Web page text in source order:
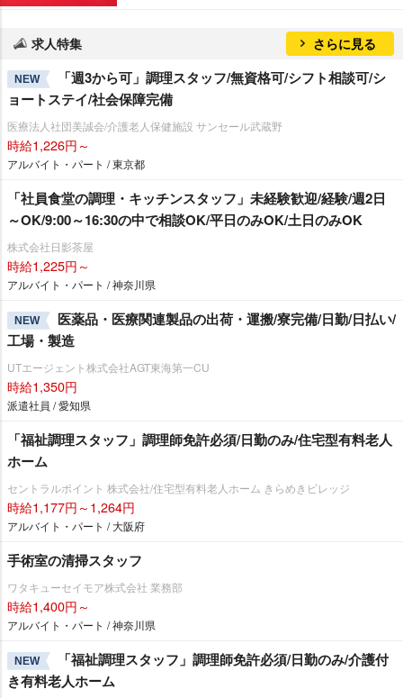
求人特集 さらに見る
NEW
「週3から可」調理スタッフ/無資格可/シフト相談可/シ
ョートステイ/社会保障完備
医療法人社団美誠会/介護老人保健施設 サンセール武蔵野
時給1,226円～
アルバイト・パート / 東京都
「社員食堂の調理・キッチンスタッフ」未経験歓迎/経験/週2日
～OK/9:00～16:30の中で相談OK/平日のみOK/土日のみOK
株式会社日影茶屋
時給1,225円～
アルバイト・パート / 神奈川県
NEW
医薬品・医療関連製品の出荷・運搬/寮完備/日勤/日払い/
工場・製造
UTエージェント株式会社AGT東海第一CU
時給1,350円
派遣社員 / 愛知県
「福祉調理スタッフ」調理師免許必須/日勤のみ/住宅型有料老人
ホーム
セントラルポイント 株式会社/住宅型有料老人ホーム きらめきビレッジ
時給1,177円～1,264円
アルバイト・パート / 大阪府
手術室の清掃スタッフ
ワタキューセイモア株式会社 業務部
時給1,400円～
アルバイト・パート / 神奈川県
NEW
「福祉調理スタッフ」調理師免許必須/日勤のみ/介護付
き有料老人ホーム